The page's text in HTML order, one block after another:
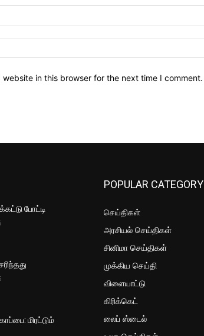
website in this browser for the next time I comment.
போட்டி
மிரட்டும்
POPULAR CATEGORY
செய்திகள்
அரசியல் செய்திகள்
சினிமா செய்திகள்
முக்கிய செய்தி
விளையாட்டு
கிரிக்கெட்
லைப் ஸ்டைல்